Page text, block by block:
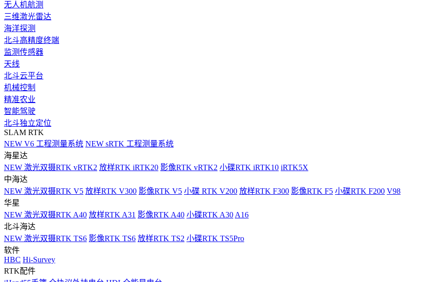
无人机航测
三维激光雷达
海洋探测
北斗高精度终端
监测传感器
天线
北斗云平台
机械控制
精准农业
智能驾驶
北斗独立定位
SLAM RTK
NEW V6 工程测量系统 NEW sRTK 工程测量系统
海星达
NEW 激光双摄RTK vRTK2 放样RTK iRTK20 影像RTK vRTK2 小碟RTK iRTK10 iRTK5X
中海达
NEW 激光双摄RTK V5 放样RTK V300 影像RTK V5 小碟 RTK V200 放样RTK F300 影像RTK F5 小碟RTK F200 V98
华星
NEW 激光双摄RTK A40 放样RTK A31 影像RTK A40 小碟RTK A30 A16
北斗海达
NEW 激光双摄RTK TS6 影像RTK TS6 放样RTK TS2 小碟RTK TS5Pro
软件
HBC Hi-Survey
RTK配件